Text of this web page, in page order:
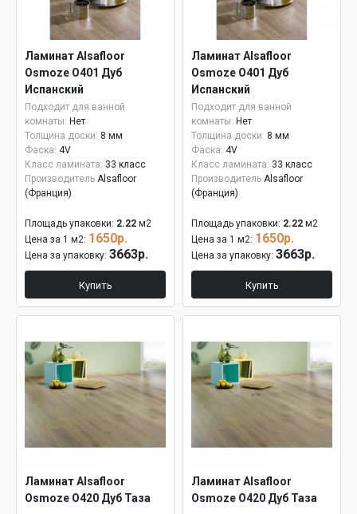
Ламинат Alsafloor
Osmoze O401 Дуб
Испанский
Подходит для ванной
комнаты: Нет
Толщина доски: 8 мм
Фаска: 4V
Класс ламината: 33 класс
Производитель Alsafloor
(Франция)
Площадь упаковки: 2.22 м2
Цена за 1 м2: 1650р.
Цена за упаковку: 3663р.
Купить
Ламинат Alsafloor
Osmoze O401 Дуб
Испанский
Подходит для ванной
комнаты: Нет
Толщина доски: 8 мм
Фаска: 4V
Класс ламината: 33 класс
Производитель Alsafloor
(Франция)
Площадь упаковки: 2.22 м2
Цена за 1 м2: 1650р.
Цена за упаковку: 3663р.
Купить
Ламинат Alsafloor
Osmoze O420 Дуб Таза
Ламинат Alsafloor
Osmoze O420 Дуб Таза